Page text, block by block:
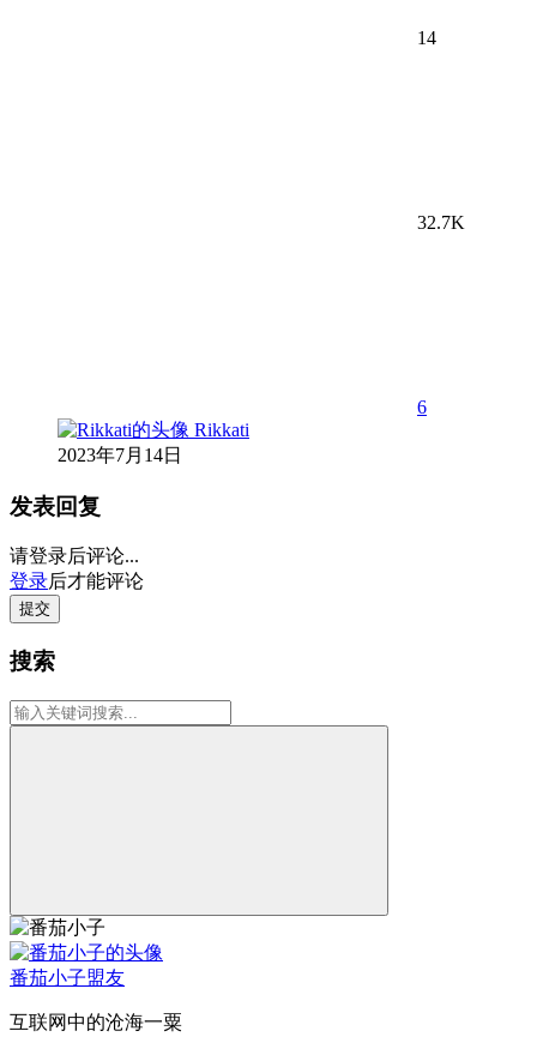
14
32.7K
6
Rikkati
2023年7月14日
发表回复
请登录后评论...
登录后才能评论
提交
搜索
番茄小子盟友
互联网中的沧海一粟